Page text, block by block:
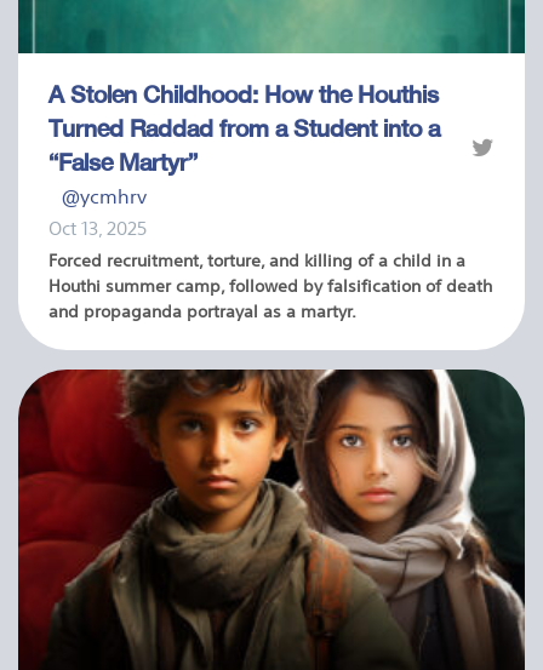
A Stolen Childhood: How the Houthis
Turned Raddad from a Student into a
“False Martyr”
@ycmhrv
Oct 13, 2025
Forced recruitment, torture, and killing of a child in a
Houthi summer camp, followed by falsification of death
and propaganda portrayal as a martyr.